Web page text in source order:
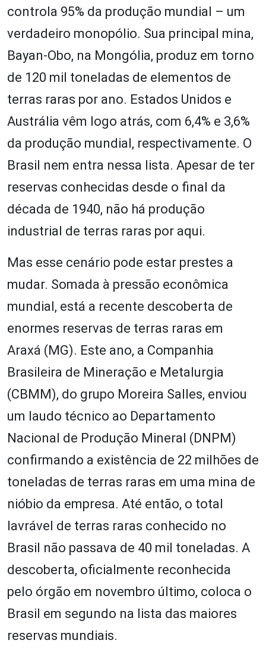
controla 95% da produção mundial – um
verdadeiro monopólio. Sua principal mina,
Bayan-Obo, na Mongólia, produz em torno
de 120 mil toneladas de elementos de
terras raras por ano. Estados Unidos e
Austrália vêm logo atrás, com 6,4% e 3,6%
da produção mundial, respectivamente. O
Brasil nem entra nessa lista. Apesar de ter
reservas conhecidas desde o final da
década de 1940, não há produção
industrial de terras raras por aqui.
Mas esse cenário pode estar prestes a
mudar. Somada à pressão econômica
mundial, está a recente descoberta de
enormes reservas de terras raras em
Araxá (MG). Este ano, a Companhia
Brasileira de Mineração e Metalurgia
(CBMM), do grupo Moreira Salles, enviou
um laudo técnico ao Departamento
Nacional de Produção Mineral (DNPM)
confirmando a existência de 22 milhões de
toneladas de terras raras em uma mina de
nióbio da empresa. Até então, o total
lavrável de terras raras conhecido no
Brasil não passava de 40 mil toneladas. A
descoberta, oficialmente reconhecida
pelo órgão em novembro último, coloca o
Brasil em segundo na lista das maiores
reservas mundiais.